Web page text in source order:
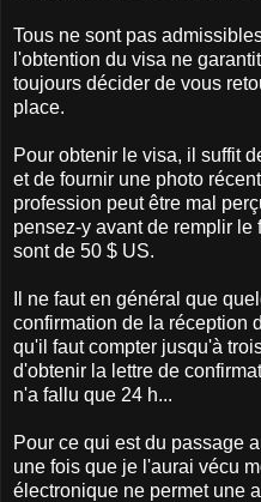
Tous ne sont pas
l'obtention du visa ne
toujours décider de vous
place.
Pour obtenir le visa, il suffit
et de fournir une photo
profession peut être mal
pensez-y avant de remplir
sont de 50 $ US.
Il ne faut en général que
confirmation de la réception
qu'il faut compter jusqu'à
d'obtenir la lettre de
n'a fallu que 24 h...
Pour ce qui est du passage
une fois que je l'aurai vécu
électronique ne permet une